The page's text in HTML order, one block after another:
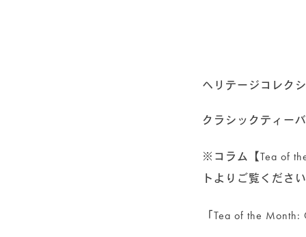
ヘリテージコレク
クラシックティー
※コラム【Tea of
トよりご覧ください
「Tea of the